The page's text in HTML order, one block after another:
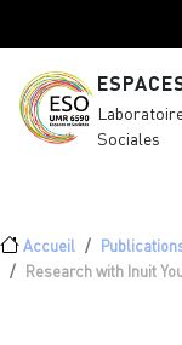
Sociales
Fil d'Ariane
Accueil
Research with Inuit